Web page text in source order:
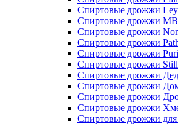
Спиртовые дрожжи
Спиртовые дрожжи MB
Спиртовые дрожжи
Спиртовые дрожжи
Спиртовые дрожжи
Спиртовые дрожжи
Спиртовые дрожжи
Спиртовые дрожжи
Спиртовые дрожжи
Спиртовые дрожжи
Спиртовые дрожжи для